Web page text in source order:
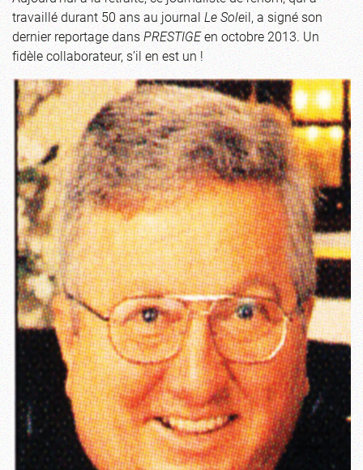
travaillé durant 50 ans au journalLe Soleil, a signé son
dernier reportage dansPRESTIGEen octobre 2013. Un
fidèle collaborateur, s’il en est un !